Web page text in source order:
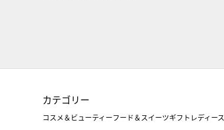
カテゴリー
コスメ＆ビューティーフード＆スイーツギフト レディース